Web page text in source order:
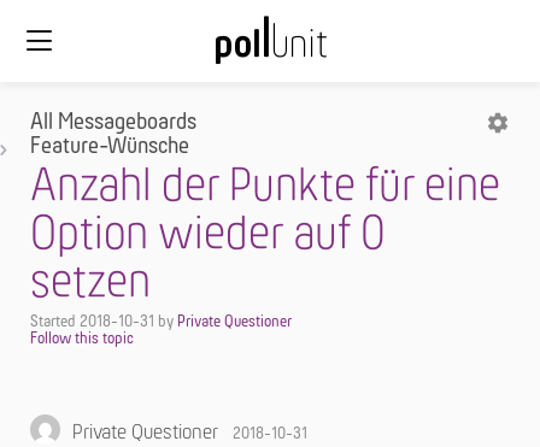
All Messageboards
Feature-Wünsche
Anzahl der Punkte für eine
Option wieder auf 0
setzen
Started 2018-10-31 by Private Questioner
Private Questioner 2018-10-31